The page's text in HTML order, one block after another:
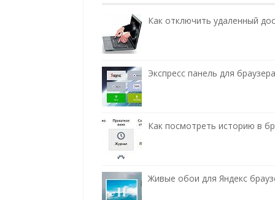
Как отключить удаленный
Экспресс панель для
Как посмотреть историю в
Живые обои для Яндекс